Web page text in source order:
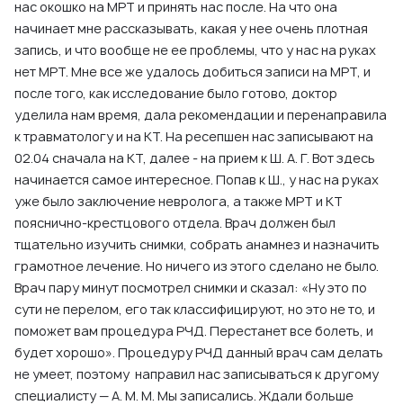
нас окошко на МРТ и принять нас после. На что она
начинает мне рассказывать, какая у нее очень плотная
запись, и что вообще не ее проблемы, что у нас на руках
нет МРТ. Мне все же удалось добиться записи на МРТ, и
после того, как исследование было готово, доктор
уделила нам время, дала рекомендации и перенаправила
к травматологу и на КТ. На ресепшен нас записывают на
02.04 сначала на КТ, далее - на прием к Ш. А. Г. Вот здесь
начинается самое интересное. Попав к Ш., у нас на руках
уже было заключение невролога, а также МРТ и КТ
пояснично-крестцового отдела. Врач должен был
тщательно изучить снимки, собрать анамнез и назначить
грамотное лечение. Но ничего из этого сделано не было.
Врач пару минут посмотрел снимки и сказал: «Ну это по
сути не перелом, его так классифицируют, но это не то, и
поможет вам процедура РЧД. Перестанет все болеть, и
будет хорошо». Процедуру РЧД данный врач сам делать
не умеет, поэтому направил нас записываться к другому
специалисту — А. М. М. Мы записались. Ждали больше